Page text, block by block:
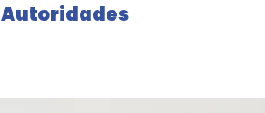
Autoridades